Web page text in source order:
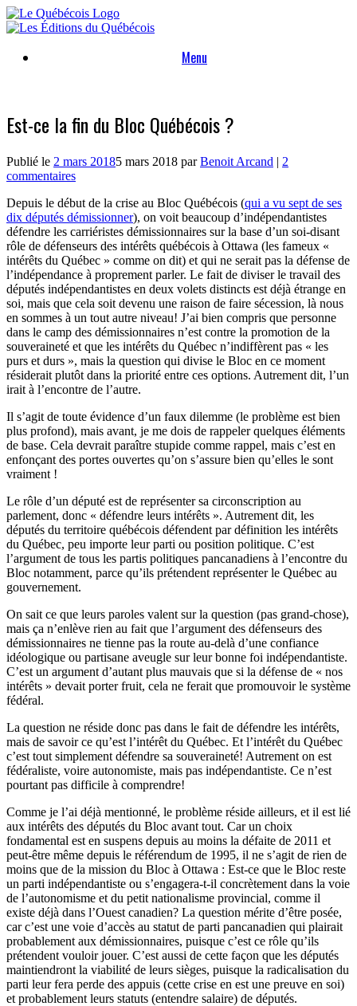
Skip
to
Menu
Est-ce la fin du Bloc Québécois ?
Publié le 2 mars 20185 mars 2018 parBenoit Arcand | 2
commentaires
Depuis le début de la crise au Bloc Québécois (qui a vu sept de ses
dix députés démissionner), on voit beaucoup d’indépendantistes
défendre les carriéristes démissionnaires sur la base d’un soi-disant
rôle de défenseurs des intérêts québécois à Ottawa (les fameux «
intérêts du Québec » comme on dit) et qui ne serait pas la défense de
l’indépendance à proprement parler. Le fait de diviser le travail des
députés indépendantistes en deux volets distincts est déjà étrange en
soi, mais que cela soit devenu une raison de faire sécession, là nous
en sommes à un tout autre niveau! J’ai bien compris que personne
dans le camp des démissionnaires n’est contre la promotion de la
souveraineté et que les intérêts du Québec n’indiffèrent pas « les
purs et durs », mais la question qui divise le Bloc en ce moment
résiderait plutôt dans la priorité entre ces options. Autrement dit, l’un
irait à l’encontre de l’autre.
Il s’agit de toute évidence d’un faux dilemme (le problème est bien
plus profond), mais avant, je me dois de rappeler quelques éléments
de base. Cela devrait paraître stupide comme rappel, mais c’est en
enfonçant des portes ouvertes qu’on s’assure bien qu’elles le sont
vraiment !
Le rôle d’un député est de représenter sa circonscription au
parlement, donc « défendre leurs intérêts ». Autrement dit, les
députés du territoire québécois défendent par définition les intérêts
du Québec, peu importe leur parti ou position politique. C’est
l’argument de tous les partis politiques pancanadiens à l’encontre du
Bloc notamment, parce qu’ils prétendent représenter le Québec au
gouvernement.
On sait ce que leurs paroles valent sur la question (pas grand-chose),
mais ça n’enlève rien au fait que l’argument des défenseurs des
démissionnaires ne tienne pas la route au-delà d’une confiance
idéologique ou partisane aveugle sur leur bonne foi indépendantiste.
C’est un argument d’autant plus mauvais que si la défense de « nos
intérêts » devait porter fruit, cela ne ferait que promouvoir le système
fédéral.
La question ne réside donc pas dans le fait de défendre les intérêts,
mais de savoir ce qu’est l’intérêt du Québec. Et l’intérêt du Québec
c’est tout simplement défendre sa souveraineté! Autrement on est
fédéraliste, voire autonomiste, mais pas indépendantiste. Ce n’est
pourtant pas difficile à comprendre!
Comme je l’ai déjà mentionné, le problème réside ailleurs, et il est lié
aux intérêts des députés du Bloc avant tout. Car un choix
fondamental est en suspens depuis au moins la défaite de 2011 et
peut-être même depuis le référendum de 1995, il ne s’agit de rien de
moins que de la mission du Bloc à Ottawa : Est-ce que le Bloc reste
un parti indépendantiste ou s’engagera-t-il concrètement dans la voie
de l’autonomisme et du petit nationalisme provincial, comme il
existe déjà dans l’Ouest canadien? La question mérite d’être posée,
car c’est une voie d’accès au statut de parti pancanadien qui plairait
probablement aux démissionnaires, puisque c’est ce rôle qu’ils
prétendent vouloir jouer. C’est aussi de cette façon que les députés
maintiendront la viabilité de leurs sièges, puisque la radicalisation du
parti leur fera perde des appuis (cette crise en est une preuve en soi)
et probablement leurs statuts (entendre salaire) de députés.